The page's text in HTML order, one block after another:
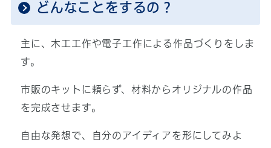
どんなことをするの？
主に、木工工作や電子工作による作品づくりをしま
す。
市販のキットに頼らず、材料からオリジナルの作品
を完成させます。
自由な発想で、自分のアイディアを形にしてみよ